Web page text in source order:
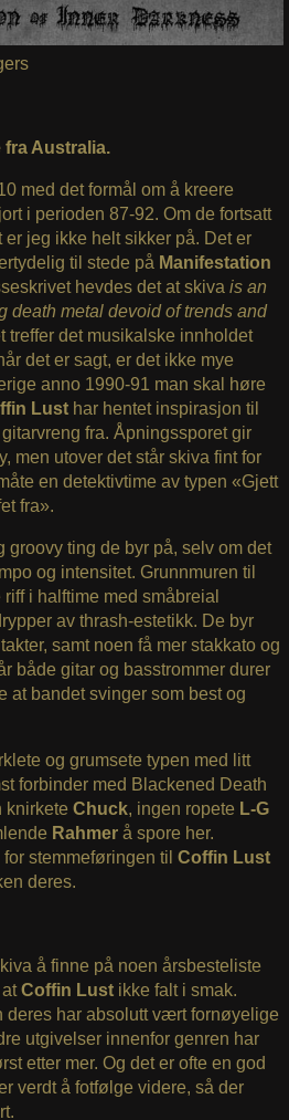
fra Australia.
med det formål om å kreere
i perioden 87-92. Om de fortsatt
er jeg ikke helt sikker på. Det er
til stede på Manifestation
hevdes det at skiva is an
death metal devoid of trends and
treffer det musikalske innholdet
det er sagt, er det ikke mye
anno 1990-91 man skal høre
Lust har hentet inspirasjon til
fra. Åpningssporet gir
men utover det står skiva fint for
en detektivtime av typen «Gjett
fra».
groovy ting de byr på, selv om det
og intensitet. Grunnmuren til
i halftime med småbreial
av thrash-estetikk. De byr
samt noen få mer stakkato og
både gitar og basstrommer durer
at bandet svinger som best og
og grumsete typen med litt
forbinder med Blackened Death
knirkete Chuck, ingen ropete L-G
Rahmer å spore her.
stemmeføringen til Coffin Lust
deres.
å finne på noen årsbesteliste
atCoffin Lust ikke falt i smak.
deres har absolutt vært fornøyelige
utgivelser innenfor genren har
etter mer. Og det er ofte en god
verdt å fotfølge videre, så der